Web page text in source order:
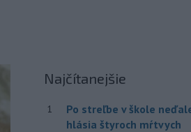
Najčítanejšie
1
Po streľbe v škole
hlásia štyroch mŕtvych